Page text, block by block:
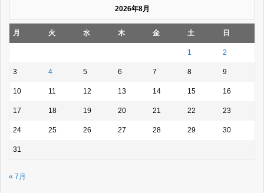
2026年8月
月 火 水 木 金 土 日
1 2
3 4 5 6 7 8 9
10 11 12 13 14 15 16
17 18 19 20 21 22 23
24 25 26 27 28 29 30
31
« 7月